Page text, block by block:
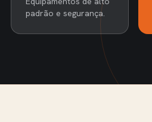
padrão e segurança.